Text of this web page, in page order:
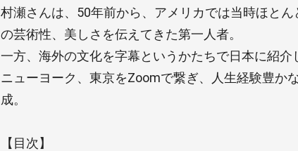
村瀬さんは、50年前から、アメリカでは当時ほと
の芸術性、美しさを伝えてきた第一人者。
一方、海外の文化を字幕というかたちで日本に紹介
ニューヨーク、東京をZoomで繋ぎ、人生経験豊か
成。
【目次】